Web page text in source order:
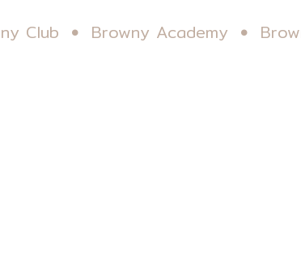
Club Browny Academy